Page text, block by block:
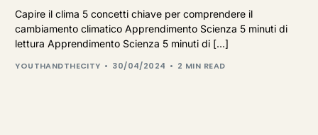
Capire il clima 5 concetti chiave per comprendere il
cambiamento climatico Apprendimento Scienza 5 minuti di
lettura Apprendimento Scienza 5 minuti di […]
YOUTHANDTHECITY 30/04/2024 2 MIN READ